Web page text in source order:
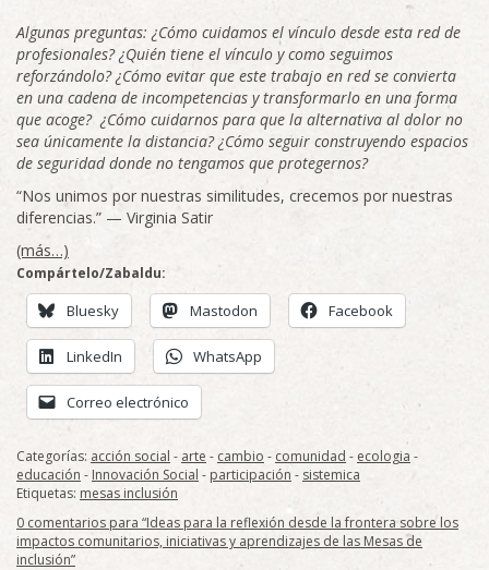
Algunas preguntas: ¿Cómo cuidamos el vínculo desde esta red de
profesionales? ¿Quién tiene el vínculo y como seguimos
reforzándolo? ¿Cómo evitar que este trabajo en red se convierta
en una cadena de incompetencias y transformarlo en una forma
que acoge? ¿Cómo cuidarnos para que la alternativa al dolor no
sea únicamente la distancia? ¿Cómo seguir construyendo espacios
de seguridad donde no tengamos que protegernos?
“Nos unimos por nuestras similitudes, crecemos por nuestras
diferencias.” — Virginia Satir
(más…)
Compártelo/Zabaldu:
Bluesky Mastodon Facebook
LinkedIn WhatsApp
Correo electrónico
Categorías: acción social - arte - cambio - comunidad - ecologia -
educación - Innovación Social - participación - sistemica
Etiquetas: mesas inclusión
0 comentarios para “Ideas para la reflexión desde la frontera sobre los
impactos comunitarios, iniciativas y aprendizajes de las Mesas de
inclusión”